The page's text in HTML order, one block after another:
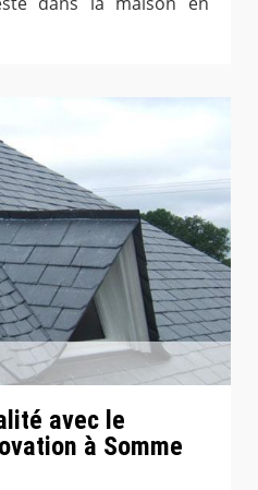
avec le
à Somme